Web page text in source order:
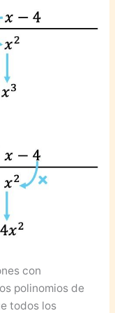
con
polinomios de
todos los